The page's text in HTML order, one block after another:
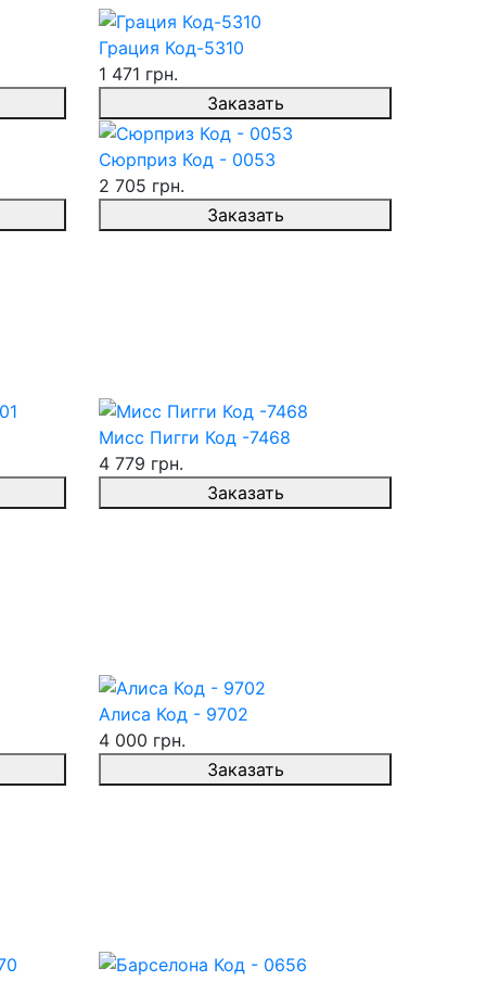
Грация Код-5310
1 471 грн.
Заказать
Сюрприз Код - 0053
2 705 грн.
Заказать
Мисс Пигги Код -7468
4 779 грн.
Заказать
Алиса Код - 9702
4 000 грн.
Заказать